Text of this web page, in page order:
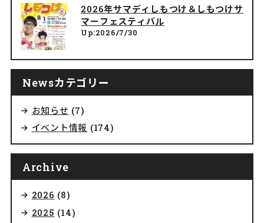
2026年サマディしもつけ＆しもつけサ
マーフェスティバル
Up:2026/7/30
Newsカテゴリー
お知らせ (7)
イベント情報 (174)
Archive
2026 (8)
2025 (14)